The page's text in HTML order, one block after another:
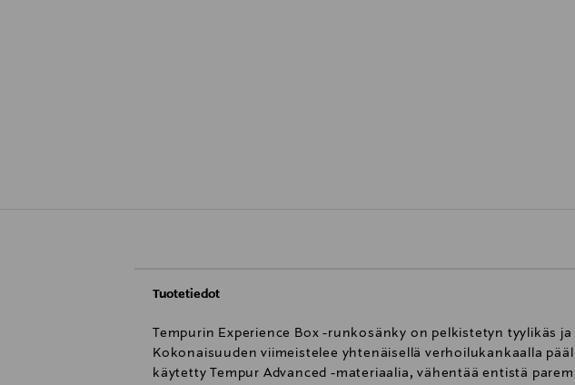
Tuotetiedot
Tempurin Experience Box -runkosänky on pelkistetyn tyylikäs
Kokonaisuuden viimeistelee yhtenäisellä verhoilukankaalla
käytetty Tempur Advanced -materiaalia, vähentää entistä